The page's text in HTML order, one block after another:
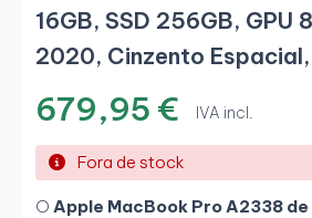
16GB, SSD 256GB, GPU
2020, Cinzento
679,95 € IVA incl.
Fora de stock
O Apple MacBook Pro A2338